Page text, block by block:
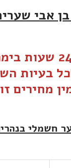
אבי
בעיות ה
מחירים
חשמלי